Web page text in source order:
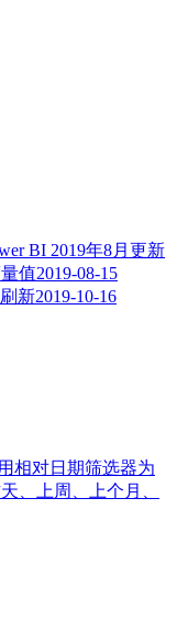
BI 2019年8月更新
值2019-08-15
新2019-10-16
相对日期筛选器为
、上周、上个月、